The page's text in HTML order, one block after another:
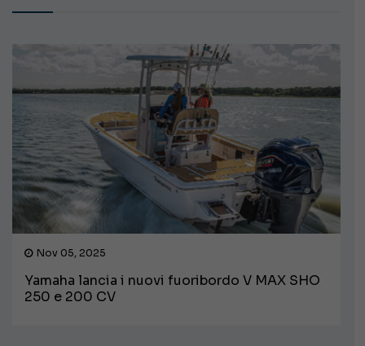
Nov 05, 2025
Yamaha lancia i nuovi fuoribordo V MAX SHO
250 e 200 CV